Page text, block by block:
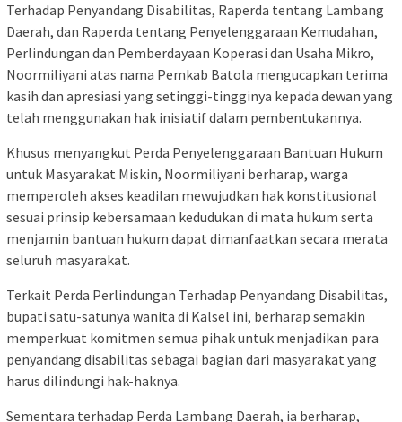
Terhadap Penyandang Disabilitas, Raperda tentang Lambang
Daerah, dan Raperda tentang Penyelenggaraan Kemudahan,
Perlindungan dan Pemberdayaan Koperasi dan Usaha Mikro,
Noormiliyani atas nama Pemkab Batola mengucapkan terima
kasih dan apresiasi yang setinggi-tingginya kepada dewan yang
telah menggunakan hak inisiatif dalam pembentukannya.
Khusus menyangkut Perda Penyelenggaraan Bantuan Hukum
untuk Masyarakat Miskin, Noormiliyani berharap, warga
memperoleh akses keadilan mewujudkan hak konstitusional
sesuai prinsip kebersamaan kedudukan di mata hukum serta
menjamin bantuan hukum dapat dimanfaatkan secara merata
seluruh masyarakat.
Terkait Perda Perlindungan Terhadap Penyandang Disabilitas,
bupati satu-satunya wanita di Kalsel ini, berharap semakin
memperkuat komitmen semua pihak untuk menjadikan para
penyandang disabilitas sebagai bagian dari masyarakat yang
harus dilindungi hak-haknya.
Sementara terhadap Perda Lambang Daerah, ia berharap,